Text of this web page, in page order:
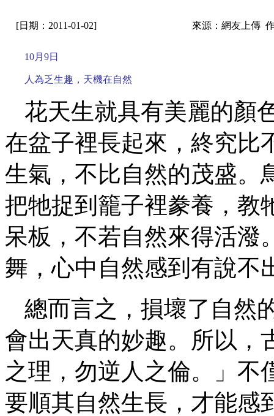
[日期：2011-01-02] 來源：網友上傳
10月9日
人為乏生趣，天機在自然
花天生就具有美麗的顏
在盆子裡長起來，終究比
生氣，不比自然的茂盛。
把牠捉到籠子裡豢養，教
呆板，不若自然來得活潑
舞，心中自然感到有說不
總而言之，損壞了自然
會出天真的妙趣。所以，
之理，勿逆人之倫。」不
要順其自然生長，才能感